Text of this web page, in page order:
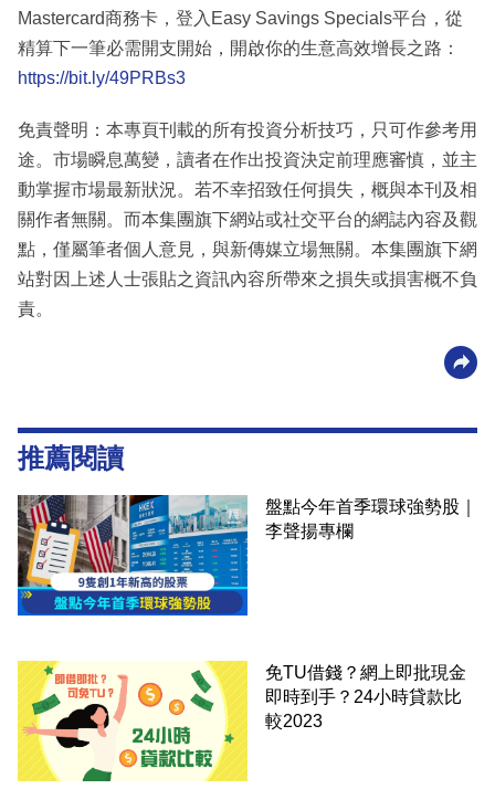
Mastercard商務卡，登入Easy Savings Specials平台，從
精算下一筆必需開支開始，開啟你的生意高效增長之路：
https://bit.ly/49PRBs3
免責聲明：本專頁刊載的所有投資分析技巧，只可作參考用
途。市場瞬息萬變，讀者在作出投資決定前理應審慎，並主
動掌握市場最新狀況。若不幸招致任何損失，概與本刊及相
關作者無關。而本集團旗下網站或社交平台的網誌內容及觀
點，僅屬筆者個人意見，與新傳媒立場無關。本集團旗下網
站對因上述人士張貼之資訊內容所帶來之損失或損害概不負
責。
推薦閱讀
盤點今年首季環球強勢股｜
李聲揚專欄
免TU借錢？網上即批現金
即時到手？24小時貸款比
較2023